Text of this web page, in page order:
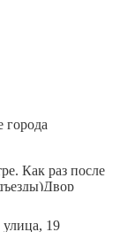
города
Как раз после
ведутся